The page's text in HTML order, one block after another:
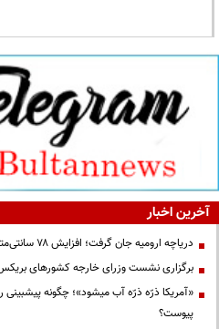
آخرین اخبار
دریاچه ارومیه جان گرفت؛ افزایش ۷۸ سانتی‌متری تراز
برگزاری نشست وزرای خارجه کشورهای
«آمریکا ذرّه ذرّه آب میشود»؛ چگونه
پیوست؟